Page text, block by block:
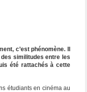
c’est phénomène. Il
des similitudes entre les
été rattachés à cette
étudiants en cinéma au